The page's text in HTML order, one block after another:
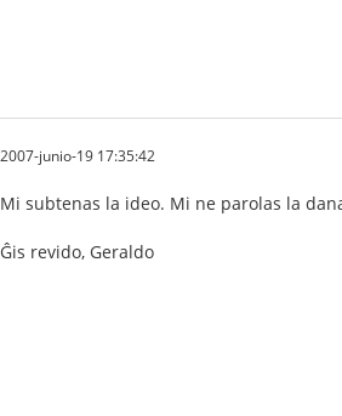
2007-junio-19 17:35:42
Mi subtenas la ideo. Mi ne parolas la
Ĝis revido, Geraldo